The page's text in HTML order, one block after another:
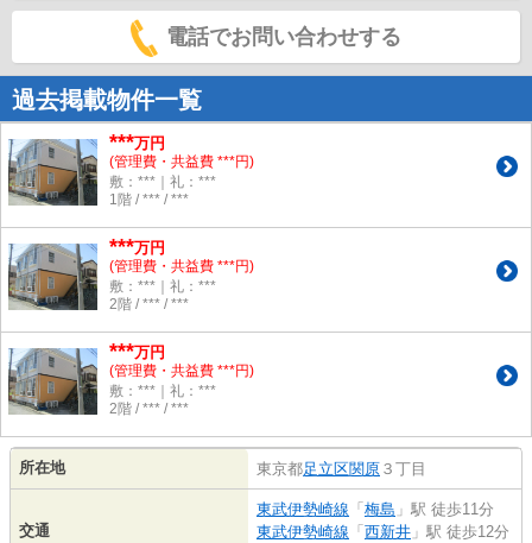
電話でお問い合わせする
過去掲載物件一覧
***万円
(管理費・共益費 ***円)
敷：***｜礼：***
1階 / *** / ***
***万円
(管理費・共益費 ***円)
敷：***｜礼：***
2階 / *** / ***
***万円
(管理費・共益費 ***円)
敷：***｜礼：***
2階 / *** / ***
所在地 東京都足立区関原 ３丁目
交通
東武伊勢崎線 「梅島 」駅 徒歩11分
東武伊勢崎線 「西新井 」駅 徒歩12分